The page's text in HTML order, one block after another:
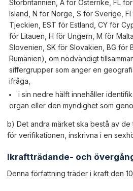
Storbritannien, A för Österrike, FL
Island, N för Norge, S för Sverige,
Tjeckien, EST för Estland, CY för
för Litauen, H för Ungern, M för
Slovenien, SK för Slovakien, BG för
Rumänien), om nödvändigt
siffergrupper som anger en
ifråga,
i sin nedre hälft innehåller
organ eller den myndighet som
b) Det andra märket ska bestå av de
för verifikationen, inskrivna i en
Ikraftträdande- och
Denna författning träder i kraft den